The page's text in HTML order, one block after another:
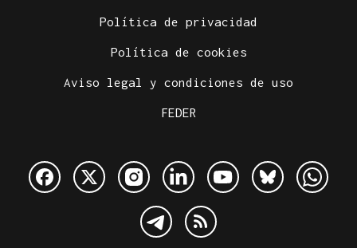
Política de privacidad
Política de cookies
Aviso legal y condiciones de uso
FEDER